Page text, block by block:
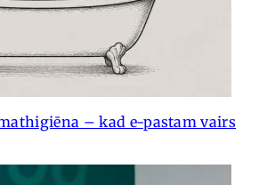
– kad e-pastam vairs